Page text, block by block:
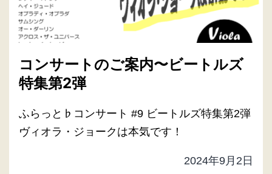
コンサートのご案内〜ビートルズ
特集第2弾
ふらっと♭コンサート #9 ビートルズ特集第2弾
ヴィオラ・ジョークは本気です！
2024年9月2日